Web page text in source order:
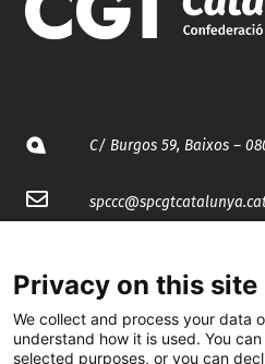
C/ Burgos 59, Baixos –
spccc@
@CGTCatalunya
Privacy on this site
We collect and process your data
understand how it is used. You
selected purposes, or you can